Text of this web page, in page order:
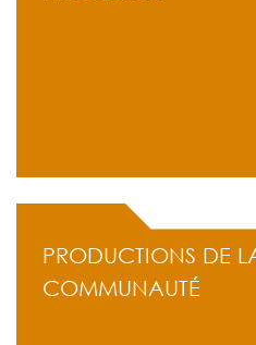
PRODUCTIONS DE
COMMUNAUTÉ